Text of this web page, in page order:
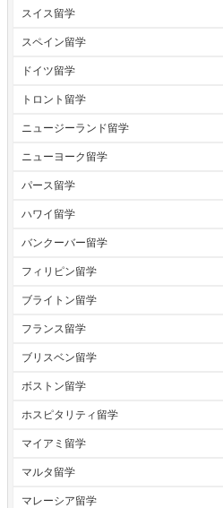
スイス留学
スペイン留学
ドイツ留学
トロント留学
ニュージーランド留学
ニューヨーク留学
パース留学
ハワイ留学
バンクーバー留学
フィリピン留学
ブライトン留学
フランス留学
ブリスベン留学
ボストン留学
ホスピタリティ留学
マイアミ留学
マルタ留学
マレーシア留学